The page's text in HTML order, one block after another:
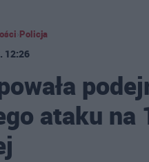
Policja
12:26
ataku